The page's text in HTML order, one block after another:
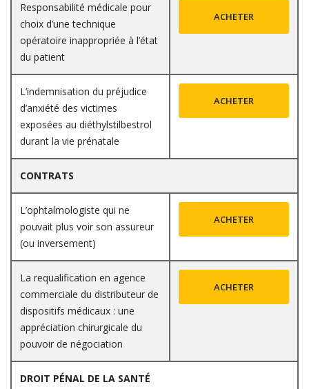
Responsabilité médicale pour
choix d’une technique
opératoire inappropriée à l’état
du patient
ACHETER
L’indemnisation du préjudice
d’anxiété des victimes
exposées au diéthylstilbestrol
durant la vie prénatale
ACHETER
CONTRATS
L’ophtalmologiste qui ne
pouvait plus voir son assureur
(ou inversement)
ACHETER
La requalification en agence
commerciale du distributeur de
dispositifs médicaux : une
appréciation chirurgicale du
pouvoir de négociation
ACHETER
DROIT PÉNAL DE LA SANTÉ